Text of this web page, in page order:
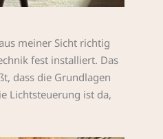
meiner Sicht richtig
fest installiert. Das
dass die Grundlagen
Lichtsteuerung ist da,